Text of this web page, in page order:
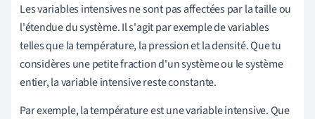
Les variables intensives ne sont pas affectées par la taille ou
l'étendue du système. Il s'agit par exemple de variables
telles que la température, la pression et la densité. Que tu
considères une petite fraction d'un système ou le système
entier, la variable intensive reste constante.
Par exemple, la température est une variable intensive. Que